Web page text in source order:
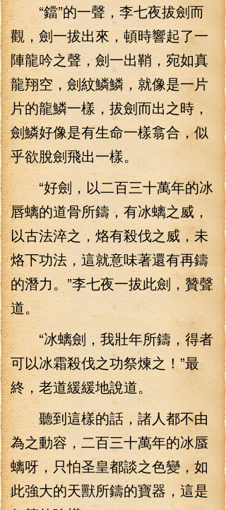
“鐺”的一聲，李七夜拔劍而
觀，劍一拔出來，頓時響起了一
陣龍吟之聲，劍一出鞘，宛如真
龍翔空，劍紋鱗鱗，就像是一片
片的龍鱗一樣，拔劍而出之時，
劍鱗好像是有生命一樣翕合，似
乎欲脫劍飛出一樣。
“好劍，以二百三十萬年的冰
唇螭的道骨所鑄，有冰螭之威，
以古法淬之，烙有殺伐之威，未
烙下功法，這就意味著還有再鑄
的潛力。”李七夜一拔此劍，贊聲
道。
“冰螭劍，我壯年所鑄，得者
可以冰霜殺伐之功祭煉之！”最
終，老道緩緩地說道。
聽到這樣的話，諸人都不由
為之動容，二百三十萬年的冰蜃
螭呀，只怕圣皇都談之色變，如
此強大的天獸所鑄的寶器，這是